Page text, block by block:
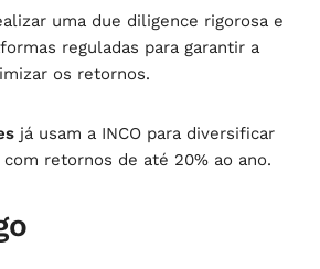
uma due diligence rigorosa e
reguladas para garantir a
os retornos.
já usam a INCO para diversificar
retornos de até 20% ao ano.